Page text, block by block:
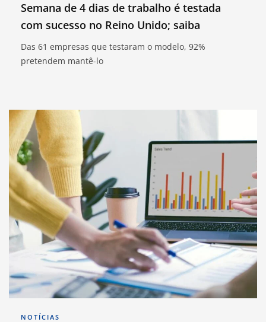
Semana de 4 dias de trabalho é testada
com sucesso no Reino Unido; saiba
Das 61 empresas que testaram o modelo, 92%
pretendem mantê-lo
NOTÍCIAS